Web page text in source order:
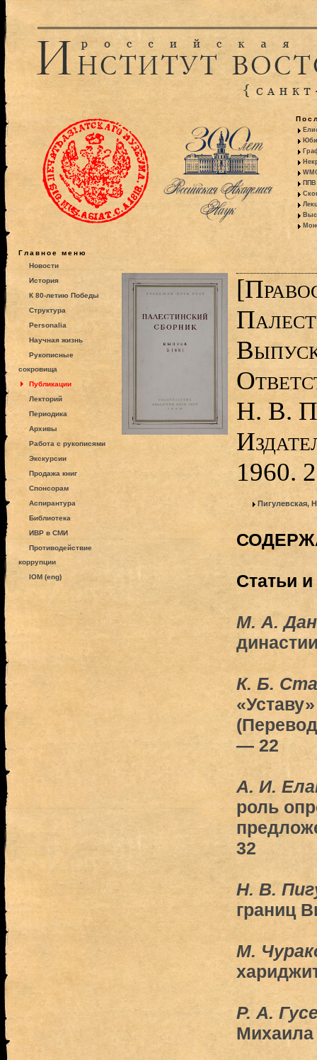
ППВ
Главное меню
Новости
История
К 80-летию Победы
Структура
Personalia
Научная жизнь
Рукописные
сокровища
Публикации
Лекторий
Периодика
Архивы
Работа с рукописями
Экскурсии
Продажа книг
Спонсорам
Аспирантура
Библиотека
ИВР в СМИ
Противодействие
коррупции
IOM (eng)
Н. В.
1960.
Пигулевская,
Cтатьи
М. А.
К. Б.
— 22
А. И.
роль
32
Н. В.
границ
М.
Р. А.